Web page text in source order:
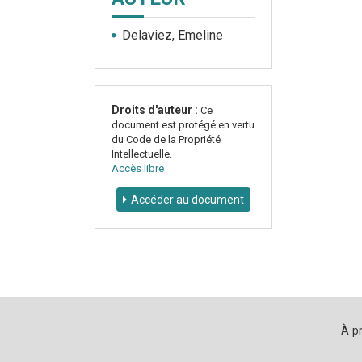
Delaviez, Emeline
Droits d'auteur : Ce
document est protégé en vertu
du Code de la Propriété
Intellectuelle.
Accès libre
Accéder au document
À